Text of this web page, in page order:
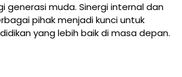
generasi muda. Sinergi internal dan
pihak menjadi kunci untuk
yang lebih baik di masa depan.